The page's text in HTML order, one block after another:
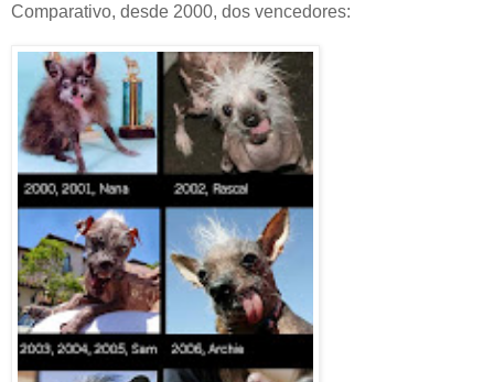
Comparativo, desde 2000, dos vencedores: